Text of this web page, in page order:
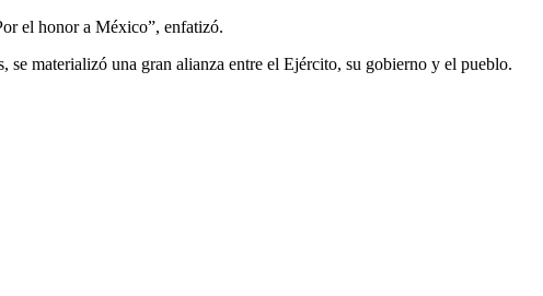
el honor a México”, enfatizó.
se materializó una gran alianza entre el Ejército, su gobierno y el pueblo.